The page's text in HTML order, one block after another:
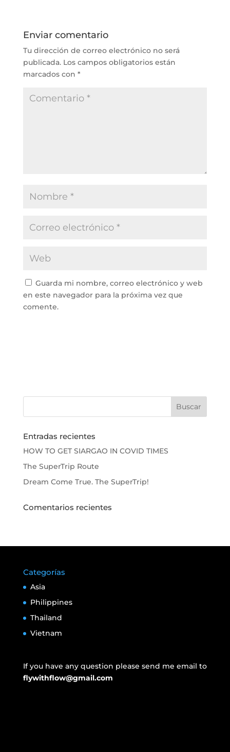
Enviar comentario
Tu dirección de correo electrónico no será
publicada. Los campos obligatorios están
marcados con *
Guarda mi nombre, correo electrónico y web
en este navegador para la próxima vez que
comente.
Entradas recientes
HOW TO GET SIARGAO IN COVID TIMES
The SuperTrip Route
Dream Come True. The SuperTrip!
Comentarios recientes
Categorías
Asia
Philippines
Thailand
Vietnam
If you have any question please send me email to
flywithflow@gmail.com